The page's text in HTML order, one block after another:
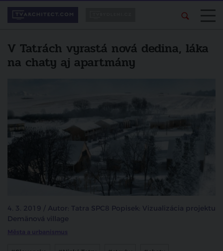
V Tatrách vyrastá nová dedina, láka
na chaty aj apartmány
4. 3. 2019 / Autor: Tatra SPC8 Popisek: Vizualizácia projektu
Demänová village
Města a urbanismus